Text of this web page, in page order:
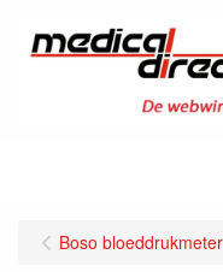
Boso bloeddrukmeter